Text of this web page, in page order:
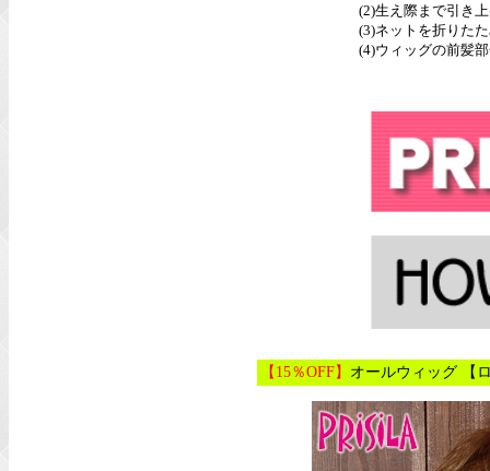
(2)生え際まで引き
(3)ネットを折りた
(4)ウィッグの前髪
【15％OFF】 オールウィッグ 【